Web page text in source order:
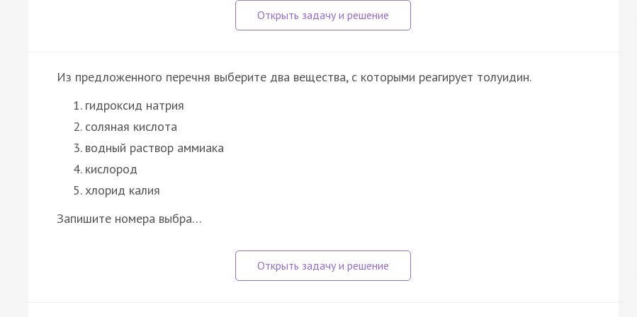
Из предложенного перечня выберите два вещества, с которыми реагирует толуидин.
гидроксид натрия
соляная кислота
водный раствор аммиака
кислород
хлорид калия
Запишите номера выбра…